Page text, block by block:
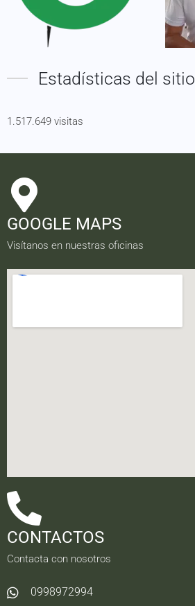
Estadísticas del sitio
1.517.649 visitas
GOOGLE MAPS
Visítanos en nuestras oficinas
CONTACTOS
Contacta con nosotros
0998972994